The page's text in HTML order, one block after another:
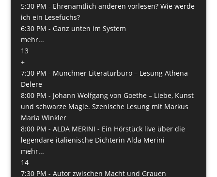
5:30 PM - Ehrenamtlich anderen vorlesen? Wie werde
ich ein Lesefuchs?
6:30 PM - Ganz unten im System
mehr...
13
+
7:30 PM - Münchner Literaturbüro – Lesung Athena
Delere
8:00 PM - Johann Wolfgang von Goethe – Liebe, Kunst
und schwarze Magie. Szenische Lesung mit Markus
Maria Winkler
8:00 PM - ALDA MERINI - Ein Hörstück live über die
legendäre italienische Dichterin Alda Merini
mehr...
14
7:30 PM - Autor zwischen Macht und Grauen